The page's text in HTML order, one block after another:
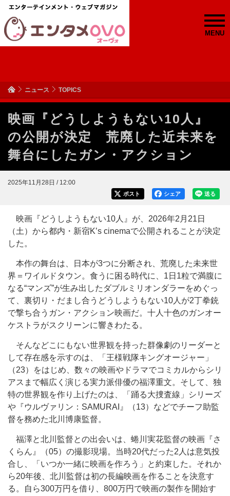
MENU
ニュース TOPICS
映画『どうしようもない10⼈』
の公開が決定 荒廃した近未来を
舞台にしたガン・アクション
2025年11月28日 / 12:00
送る
シェア
ポスト
映画『どうしようもない10⼈』が、2026年2⽉21⽇
（⼟）から都内・新宿Kʼs cinemaで公開されることが決定
した。
本作の舞台は、⽇本が3つに分断され、荒廃した未来世
界＝ワイルドタウン。⾷うに困る時代に、1⽇1粒で満腹に
なる“マンズ”が⽣み出したダブルミリオンダラーをめぐっ
て、裏切り・だまし合うどうしようもない10⼈が2丁拳銃
で撃ち合うガン・アクション映画だ。⼗⼈⼗⾊のガンオー
ケストラがスクリーンに響きわたる。
そんなどこにもない世界観を持った群像劇のリーダーと
して存在感を示すのは、「王様戦隊キングオージャー」
（23）をはじめ、数々の映画やドラマでコミカルからシリ
アスまで幅広く演じる実⼒派俳優の福澤重⽂。そして、独
特の世界観を作り上げたのは、「踊る⼤捜査線」シリーズ
や『ウルヴァリン：SAMURAI』（13）などでチーフ助監
督を務めた北川博康監督。
福澤と北川監督との出会いは、蜷川実花監督の映画『さ
くらん』（05）の撮影現場。当時20代だった2⼈は意気投
合し、「いつか⼀緒に映画を作ろう」と約束した。それか
ら20年後、北川監督は初の⻑編映画を作ることを決意す
る。⾃ら300万円を借り、800万円で映画の製作を開始す